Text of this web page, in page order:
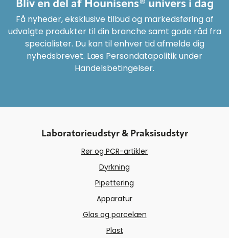
Bliv en del af Hounisens® univers i dag
Få nyheder, eksklusive tilbud og markedsføring af
udvalgte produkter til din branche samt gode råd fra
specialister. Du kan til enhver tid afmelde dig
nyhedsbrevet. Læs Persondatapolitik under
Handelsbetingelser.
Laboratorieudstyr & Praksisudstyr
Rør og PCR-artikler
Dyrkning
Pipettering
Apparatur
Glas og porcelæn
Plast